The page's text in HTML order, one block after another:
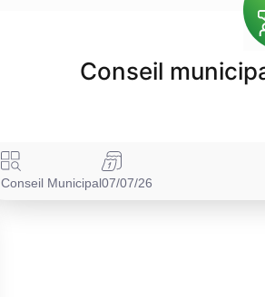
Conseil
Conseil Municipal07/07/26